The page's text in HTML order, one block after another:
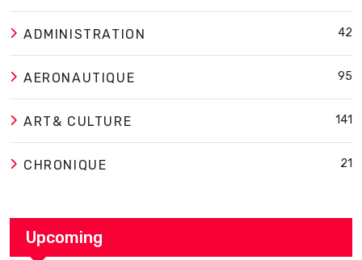
ADMINISTRATION 42
AERONAUTIQUE 95
ART& CULTURE 141
CHRONIQUE 21
Upcoming